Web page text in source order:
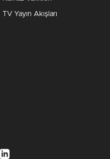
TV Yayın Akışları